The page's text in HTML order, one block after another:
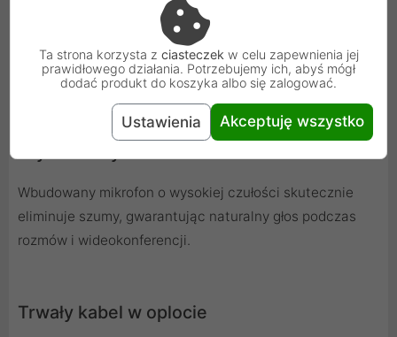
Wbudowany mikrofon o wysokiej czułości skutecznie
eliminuje szumy, gwarantując naturalny głos podczas
rozmów i wideokonferencji.
Trwały kabel w oplocie
Ta strona korzysta z ciasteczek w celu zapewnienia jej
prawidłowego działania. Potrzebujemy ich, abyś mógł
dodać produkt do koszyka albo się zalogować.
Ustawienia Akceptuję wszystko